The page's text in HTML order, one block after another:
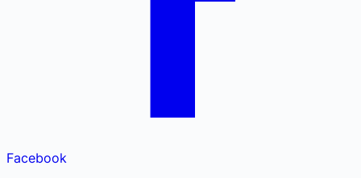
Facebook